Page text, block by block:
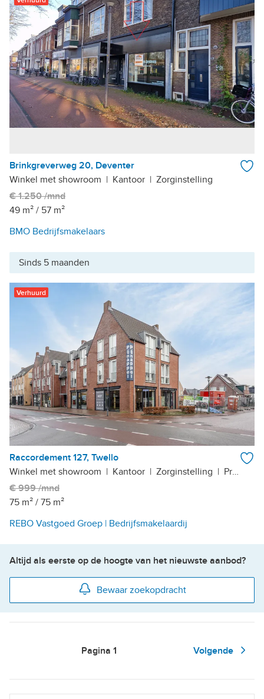
Brinkgreverweg 20, Deventer
Winkel met showroom | Kantoor | Zorginstelling
€ 1.250 /mnd
49 m² / 57 m²
BMO Bedrijfsmakelaars
Sinds 5 maanden
Verhuurd
Raccordement 127, Twello
Winkel met showroom | Kantoor | Zorginstelling | Praktijkruimte
€ 999 /mnd
75 m² / 75 m²
REBO Vastgoed Groep | Bedrijfsmakelaardij
Altijd als eerste op de hoogte van het nieuwste aanbod?
Bewaar zoekopdracht
Pagina 1 Volgende